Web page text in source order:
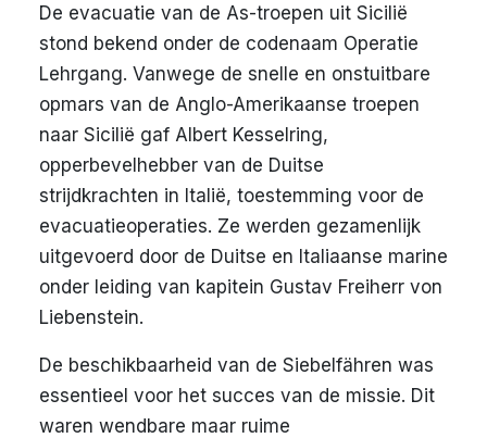
De evacuatie van de As-troepen uit Sicilië
stond bekend onder de codenaam Operatie
Lehrgang. Vanwege de snelle en onstuitbare
opmars van de Anglo-Amerikaanse troepen
naar Sicilië gaf Albert Kesselring,
opperbevelhebber van de Duitse
strijdkrachten in Italië, toestemming voor de
evacuatieoperaties. Ze werden gezamenlijk
uitgevoerd door de Duitse en Italiaanse marine
onder leiding van kapitein Gustav Freiherr von
Liebenstein.
De beschikbaarheid van de Siebelfähren was
essentieel voor het succes van de missie. Dit
waren wendbare maar ruime